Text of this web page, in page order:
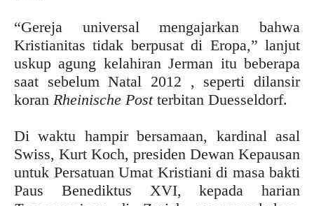
“Gereja universal mengajarkan bahwa
Kristianitas tidak berpusat di Eropa,” lanjut
uskup agung kelahiran Jerman itu beberapa
saat sebelum Natal 2012 , seperti dilansir
koran Rheinische Postterbitan Duesseldorf.
Di waktu hampir bersamaan, kardinal asal
Swiss, Kurt Koch, presiden Dewan Kepausan
untuk Persatuan Umat Kristiani di masa bakti
Paus Benediktus XVI, kepada harian